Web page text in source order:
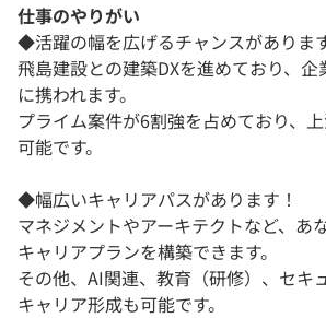
仕事のやりがい
◆活躍の幅を広げるチャンスがありま
飛島建設との建築DXを進めており、企
に携われます。
プライム案件が6割強を占めており、
可能です。
◆幅広いキャリアパスがあります！
マネジメントやアーキテクトなど、あ
キャリアプランを構築できます。
その他、AI関連、教育（研修）、セキ
キャリア形成も可能です。